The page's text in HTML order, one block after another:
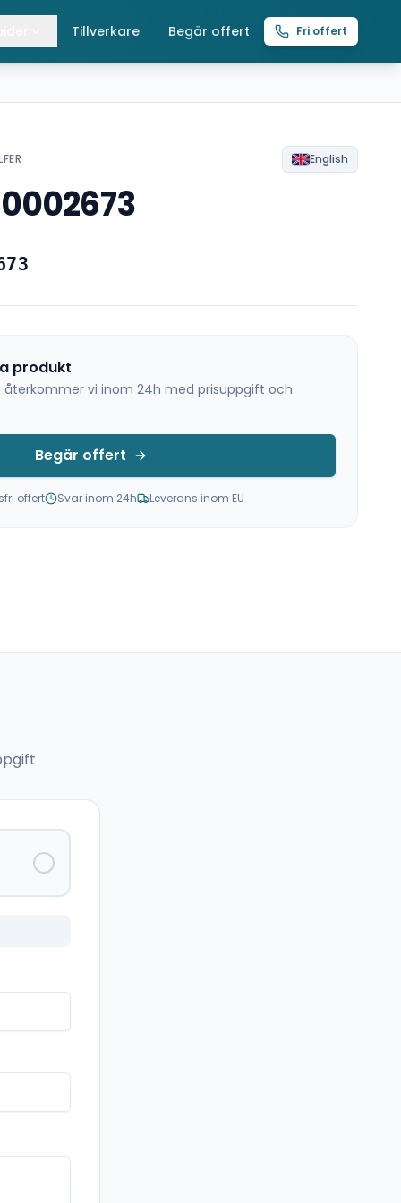
Tillverkare Begär offert Fri offert
English
produkt
återkommer vi inom 24h med prisuppgift och
Begär offert
offert Svar inom 24h Leverans inom EU